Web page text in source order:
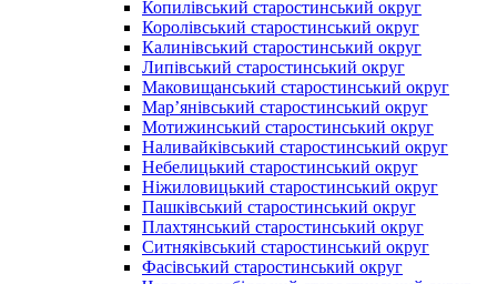
Копилівський старостинський округ
Королівський старостинський округ
Калинівський старостинський округ
Липівський старостинський округ
Маковищанський старостинський округ
Мар’янівський старостинський округ
Мотижинський старостинський округ
Наливайківський старостинський округ
Небелицький старостинський округ
Ніжиловицький старостинський округ
Пашківський старостинський округ
Плахтянський старостинський округ
Ситняківський старостинський округ
Фасівський старостинський округ